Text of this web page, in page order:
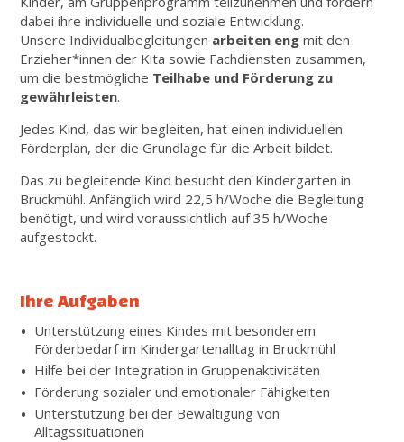
dabei ihre individuelle und soziale Entwicklung.
Unsere Individualbegleitungen arbeiten eng mit den
Erzieher*innen der Kita sowie Fachdiensten zusammen,
um die bestmögliche Teilhabe und Förderung zu
gewährleisten.
Jedes Kind, das wir begleiten, hat einen individuellen
Förderplan, der die Grundlage für die Arbeit bildet.
Das zu begleitende Kind besucht den Kindergarten in
Bruckmühl. Anfänglich wird 22,5 h/Woche die Begleitung
benötigt, und wird voraussichtlich auf 35 h/Woche
aufgestockt.
Ihre Aufgaben
Unterstützung eines Kindes mit besonderem
Förderbedarf im Kindergartenalltag in Bruckmühl
Hilfe bei der Integration in Gruppenaktivitäten
Förderung sozialer und emotionaler Fähigkeiten
Unterstützung bei der Bewältigung von
Alltagssituationen